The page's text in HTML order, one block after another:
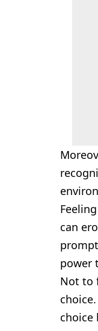
can
power
Not to
choice